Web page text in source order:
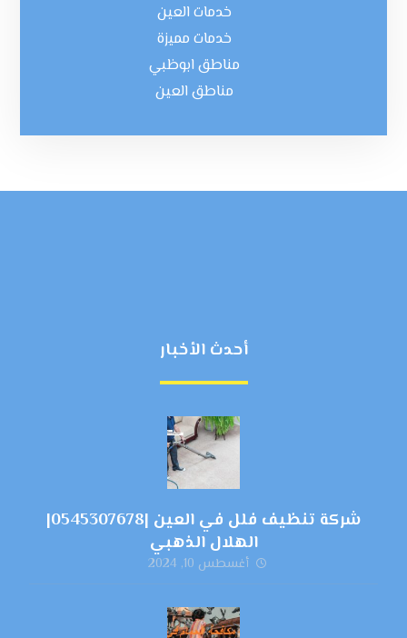
خدمات العين
خدمات مميزة
مناطق ابوظبي
مناطق العين
أحدث الأخبار
شركة تنظيف فلل في العين |0545307678|
الهلال الذهبي
أغسطس 10, 2024